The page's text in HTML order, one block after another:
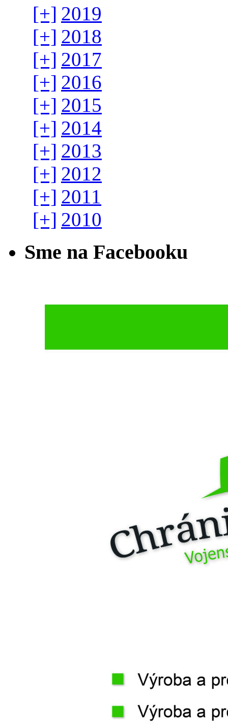
[+] 2019
[+] 2018
[+] 2017
[+] 2016
[+] 2015
[+] 2014
[+] 2013
[+] 2012
[+] 2011
[+] 2010
Sme na Facebooku